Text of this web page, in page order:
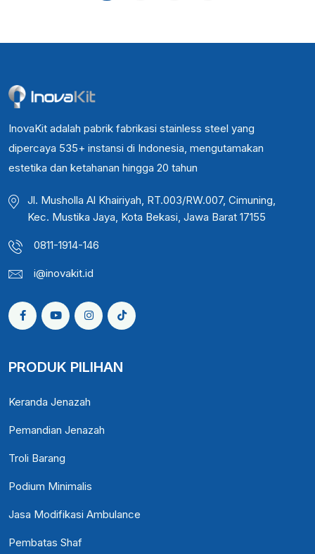
InovaKit adalah pabrik fabrikasi stainless steel yang
dipercaya 535+ instansi di Indonesia, mengutamakan
estetika dan ketahanan hingga 20 tahun
Jl. Musholla Al Khairiyah, RT.003/RW.007, Cimuning,
Kec. Mustika Jaya, Kota Bekasi, Jawa Barat 17155
0811-1914-146
i@inovakit.id
PRODUK PILIHAN
Keranda Jenazah
Pemandian Jenazah
Troli Barang
Podium Minimalis
Jasa Modifikasi Ambulance
Pembatas Shaf